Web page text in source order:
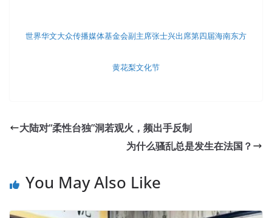
世界华文大众传播媒体基金会副主席张士兴出席第四届海南东方
黄花梨文化节
大陆对“柔性台独”洞若观火，频出手反制
为什么骚乱总是发生在法国？
You May Also Like